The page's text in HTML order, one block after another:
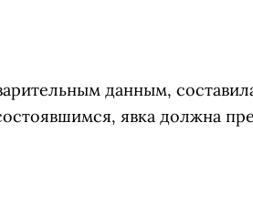
данным,
явка должна